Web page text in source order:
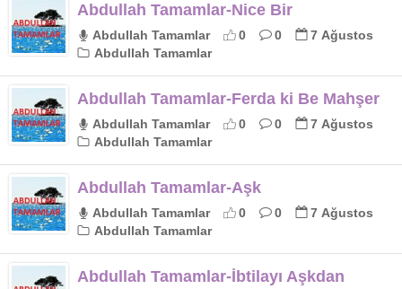
Abdullah Tamamlar-Nice Bir
Abdullah Tamamlar 0 0
7 Ağustos
Abdullah Tamamlar
Abdullah Tamamlar-Ferda ki Be Mahşer
Abdullah Tamamlar 0 0
7 Ağustos
Abdullah Tamamlar
Abdullah Tamamlar-Aşk
Abdullah Tamamlar 0 0
7 Ağustos
Abdullah Tamamlar
Abdullah Tamamlar-İbtilayı Aşkdan